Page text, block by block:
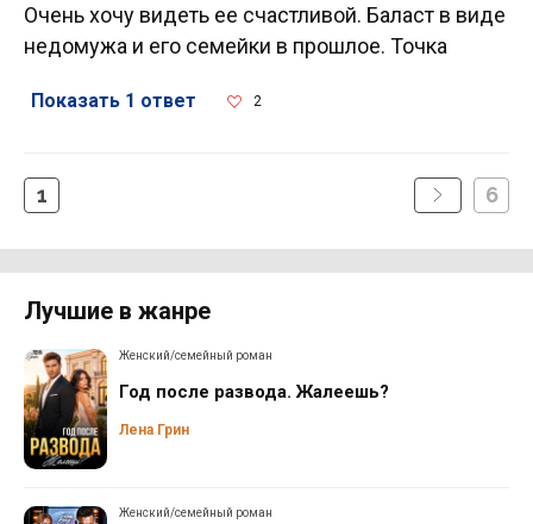
Очень хочу видеть ее счастливой. Баласт в виде
недомужа и его семейки в прошлое. Точка
Показать 1 ответ 2
1 6
Лучшие в жанре
Женский/семейный роман
Год после развода. Жалеешь?
Лена Грин
Женский/семейный роман